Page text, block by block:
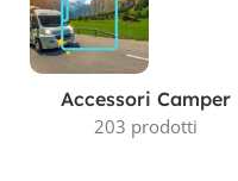
Accessori Camper
203 prodotti